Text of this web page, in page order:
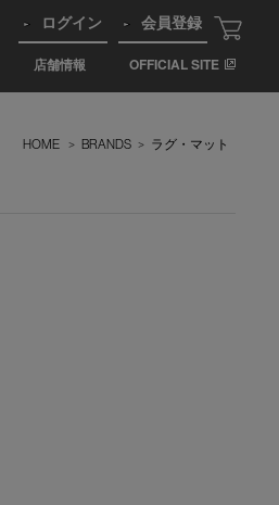
店舗情報 OFFICIAL SITE
ログイン 会員登録
HOME > BRANDS > ラグ・マット